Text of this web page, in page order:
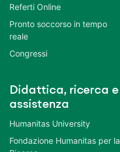
Referti Online
Pronto soccorso in tempo
reale
Congressi
Didattica, ricerca e
assistenza
Humanitas University
Fondazione Humanitas per la